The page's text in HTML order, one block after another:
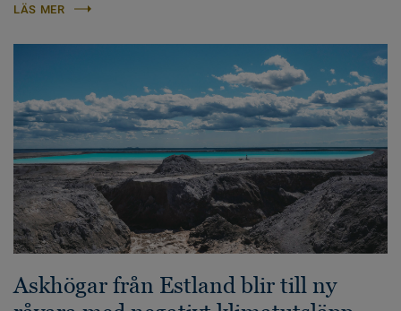
LÄS MER
Askhögar från Estland blir till ny